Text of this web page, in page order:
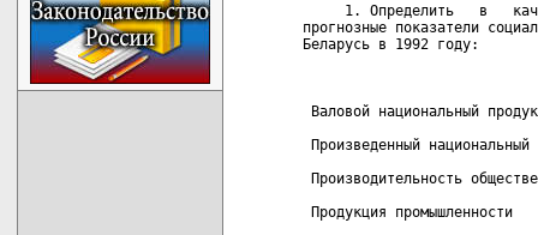
1. Определить   в
прогнозные показатели
Беларусь в 1992 году:
Валовой национальный
Произведенный
Производительность
Продукция